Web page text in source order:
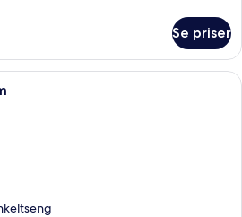
Se priser
Et soveværelse med skråvægge,